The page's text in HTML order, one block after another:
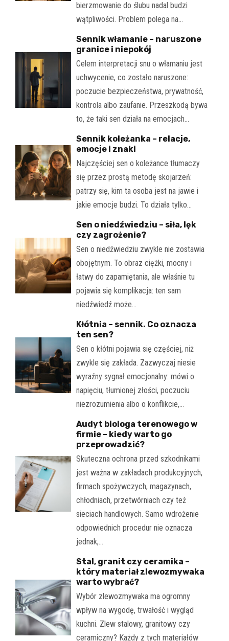
bierzmowanie do ślubu nadal budzi
wątpliwości. Problem polega na…
Sennik włamanie – naruszone
granice i niepokój
Celem interpretacji snu o włamaniu jest
uchwycenie, co zostało naruszone:
poczucie bezpieczeństwa, prywatność,
kontrola albo zaufanie. Przeszkodą bywa
to, że taki sen działa na emocjach…
Sennik koleżanka – relacje,
emocje i znaki
Najczęściej sen o koleżance tłumaczy
się przez prostą metodę skojarzeń:
patrzy się, kim ta osoba jest na jawie i
jakie emocje budzi. To działa tylko…
Sen o niedźwiedziu – siła, lęk
czy zagrożenie?
Sen o niedźwiedziu zwykle nie zostawia
obojętnym. To obraz ciężki, mocny i
łatwy do zapamiętania, ale właśnie tu
pojawia się komplikacja: ten sam
niedźwiedź może…
Kłótnia – sennik. Co oznacza
ten sen?
Sen o kłótni pojawia się częściej, niż
zwykle się zakłada. Zazwyczaj niesie
wyraźny sygnał emocjonalny: mówi o
napięciu, tłumionej złości, poczuciu
niezrozumienia albo o konflikcie,…
Audyt biologa terenowego w
firmie – kiedy warto go
przeprowadzić?
Skuteczna ochrona przed szkodnikami
jest ważna w zakładach produkcyjnych,
firmach spożywczych, magazynach,
chłodniach, przetwórniach czy też
sieciach handlowych. Samo wdrożenie
odpowiednich procedur nie oznacza
jednak,…
Stal, granit czy ceramika –
który materiał zlewozmywaka
warto wybrać?
Wybór zlewozmywaka ma ogromny
wpływ na wygodę, trwałość i wygląd
kuchni. Zlew stalowy, granitowy czy
ceramiczny? Każdy z tych materiałów